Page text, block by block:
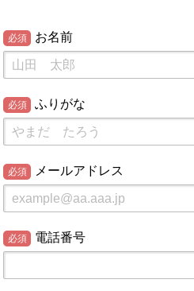
必須 お名前
必須 ふりがな
必須 メールアドレス
必須 電話番号